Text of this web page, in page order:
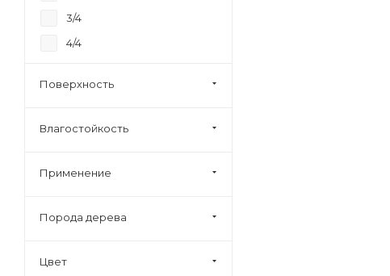
3/4
4/4
Поверхность
Влагостойкость
Применение
Порода дерева
Цвет